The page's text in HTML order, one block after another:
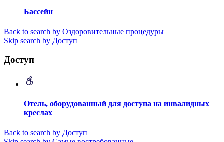
Бассейн
Back to search by Оздоровительные процедуры
Skip search by Доступ
Доступ
Отель, оборудованный для доступа на инвалидных
креслах
Back to search by Доступ